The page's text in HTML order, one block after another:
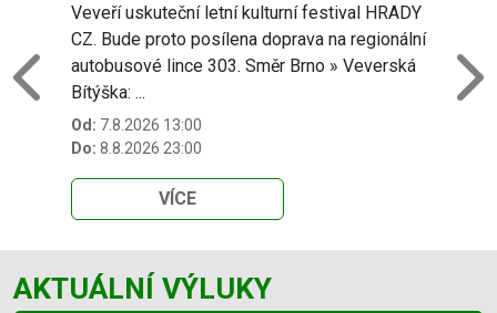
Veveří uskuteční letní kulturní festival HRADY
CZ. Bude proto posílena doprava na regionální
autobusové lince 303. Směr Brno » Veverská
Bítýška: ...
Od: 7.8.2026 13:00
Do: 8.8.2026 23:00
VÍCE
Previous
AKTUÁLNÍ VÝLUKY